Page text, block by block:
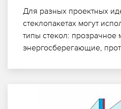
Для разных проектных
стеклопакетах могут
типы стекол: прозрачное
энергосберегающие,